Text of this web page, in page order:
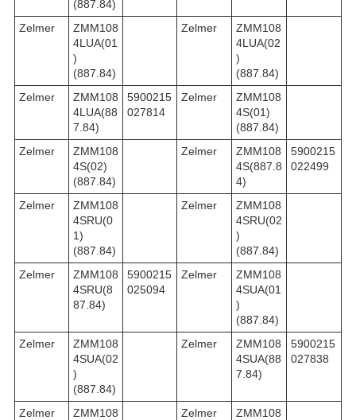
(887.84)
Zelmer
ZMM108
4LUA(01
)
(887.84)
Zelmer
ZMM108
4LUA(02
)
(887.84)
Zelmer
ZMM108
4LUA(88
7.84)
5900215
027814
Zelmer
ZMM108
4S(01)
(887.84)
Zelmer
ZMM108
4S(02)
(887.84)
Zelmer
ZMM108
4S(887.8
4)
5900215
022499
Zelmer
ZMM108
4SRU(0
1)
(887.84)
Zelmer
ZMM108
4SRU(02
)
(887.84)
Zelmer
ZMM108
4SRU(8
87.84)
5900215
025094
Zelmer
ZMM108
4SUA(01
)
(887.84)
Zelmer
ZMM108
4SUA(02
)
(887.84)
Zelmer
ZMM108
4SUA(88
7.84)
5900215
027838
Zelmer
ZMM108
Zelmer
ZMM108